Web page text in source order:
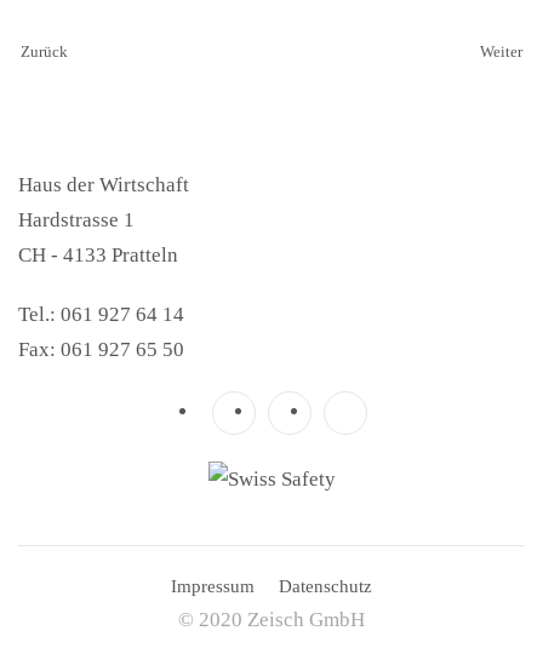
Zurück Weiter
Haus der Wirtschaft
Hardstrasse 1
CH - 4133 Pratteln
Tel.: 061 927 64 14
Fax: 061 927 65 50
Impressum Datenschutz
© 2020 Zeisch GmbH